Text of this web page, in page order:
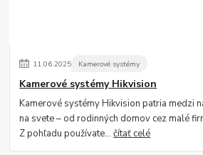
11.06.2025 Kamerové systémy
Kamerové systémy Hikvision
Kamerové systémy Hikvision patria medzi
na svete – od rodinných domov cez malé
Z pohľadu používate...čítať celé